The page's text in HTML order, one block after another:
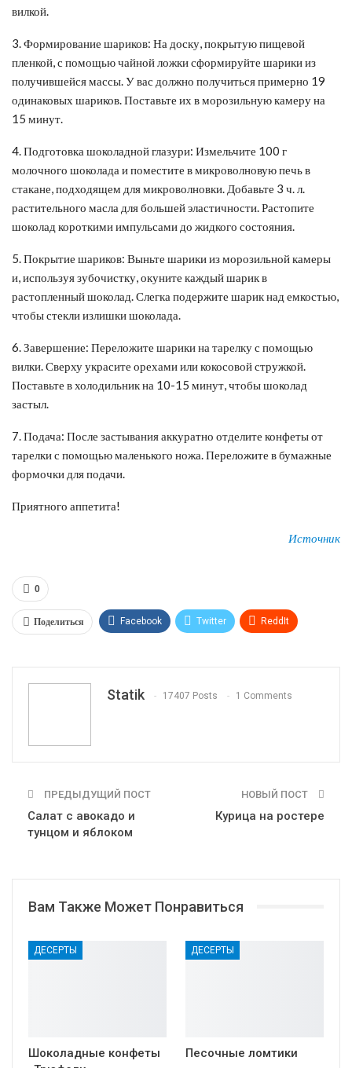
вилкой.
3. Формирование шариков: На доску, покрытую пищевой
пленкой, с помощью чайной ложки сформируйте шарики из
получившейся массы. У вас должно получиться примерно 19
одинаковых шариков. Поставьте их в морозильную камеру на
15 минут.
4. Подготовка шоколадной глазури: Измельчите 100 г
молочного шоколада и поместите в микроволновую печь в
стакане, подходящем для микроволновки. Добавьте 3 ч. л.
растительного масла для большей эластичности. Растопите
шоколад короткими импульсами до жидкого состояния.
5. Покрытие шариков: Выньте шарики из морозильной камеры
и, используя зубочистку, окуните каждый шарик в
растопленный шоколад. Слегка подержите шарик над емкостью,
чтобы стекли излишки шоколада.
6. Завершение: Переложите шарики на тарелку с помощью
вилки. Сверху украсите орехами или кокосовой стружкой.
Поставьте в холодильник на 10-15 минут, чтобы шоколад
застыл.
7. Подача: После застывания аккуратно отделите конфеты от
тарелки с помощью маленького ножа. Переложите в бумажные
формочки для подачи.
Приятного аппетита!
Источник
0
Поделиться Facebook Twitter ReddIt
Statik 17407 Posts 1 Comments
ПРЕДЫДУЩИЙ ПОСТ
Салат с авокадо и
тунцом и яблоком
НОВЫЙ ПОСТ
Курица на ростере
Вам Также Может Понравиться
ДЕСЕРТЫ
Шоколадные конфеты
ДЕСЕРТЫ
Песочные ломтики